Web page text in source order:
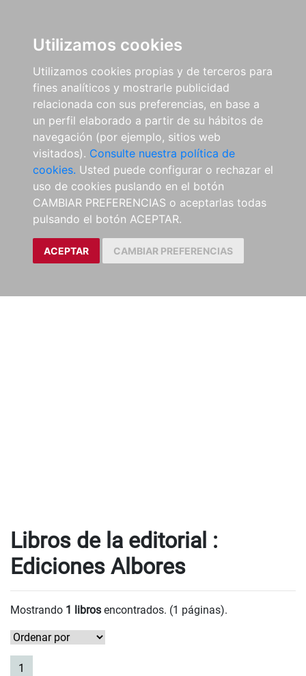
Utilizamos cookies
Utilizamos cookies propias y de terceros para
fines analíticos y mostrarle publicidad
relacionada con sus preferencias, en base a
un perfil elaborado a partir de su hábitos de
navegación (por ejemplo, sitios web
visitados). Consulte nuestra política de
cookies. Usted puede configurar o rechazar el
uso de cookies puslando en el botón
CAMBIAR PREFERENCIAS o aceptarlas todas
pulsando el botón ACEPTAR.
ACEPTAR CAMBIAR PREFERENCIAS
Libros de la editorial :
Ediciones Albores
Mostrando 1 libros encontrados. (1 páginas).
1